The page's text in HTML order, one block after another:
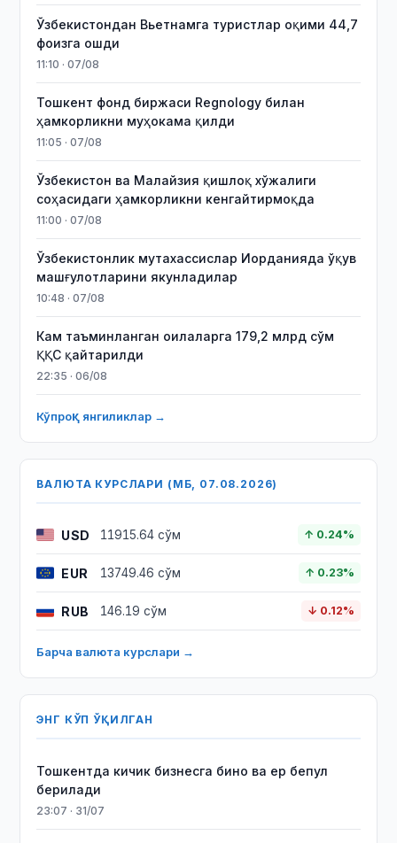
Ўзбекистондан Вьетнамга туристлар оқими 44,7
фоизга ошди
11:10 · 07/08
Тошкент фонд биржаси Regnology билан
ҳамкорликни муҳокама қилди
11:05 · 07/08
Ўзбекистон ва Малайзия қишлоқ хўжалиги
соҳасидаги ҳамкорликни кенгайтирмоқда
11:00 · 07/08
Ўзбекистонлик мутахассислар Иорданияда ўқув
машғулотларини якунладилар
10:48 · 07/08
Кам таъминланган оилаларга 179,2 млрд сўм
ҚҚС қайтарилди
22:35 · 06/08
Кўпроқ янгиликлар →
ВАЛЮТА КУРСЛАРИ (МБ, 07.08.2026)
USD 11915.64 сўм ↑ 0.24%
EUR 13749.46 сўм ↑ 0.23%
RUB 146.19 сўм ↓ 0.12%
Барча валюта курслари →
ЭНГ КЎП ЎҚИЛГАН
Тошкентда кичик бизнесга бино ва ер бепул
берилади
23:07 · 31/07